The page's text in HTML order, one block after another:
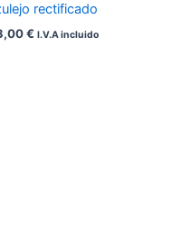
rectificado
€ I.V.A incluido